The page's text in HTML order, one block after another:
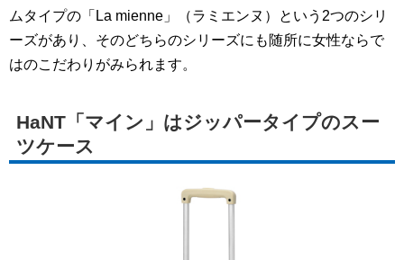
ムタイプの「La mienne」（ラミエンヌ）という2つのシリ
ーズがあり、そのどちらのシリーズにも随所に女性ならで
はのこだわりがみられます。
HaNT「マイン」はジッパータイプのスー
ツケース